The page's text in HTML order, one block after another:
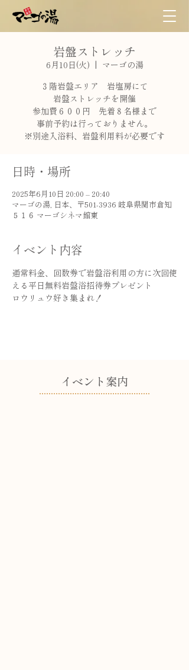
岩盤ストレッチ
6月10日(火)
  |
マーゴの湯
３階岩盤エリア 岩塩房にて
岩盤ストレッチを開催
参加費６００円 先着８名様まで
事前予約は行っておりません。
※別途入浴料、岩盤利用料が必要です
日時・場所
2025年6月10日 20:00 – 20:40
マーゴの湯, 日本、〒501-3936 岐阜県関市倉知
５１６ マーゴシネマ館東
イベント内容
通常料金、回数券で岩盤浴利用の方に次回使
える平日無料岩盤浴招待券プレゼント
ロウリュウ好き集まれ！
​イベント案内